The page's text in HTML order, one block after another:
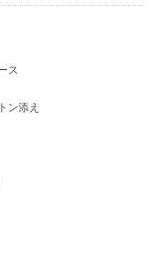
ス
ン添え